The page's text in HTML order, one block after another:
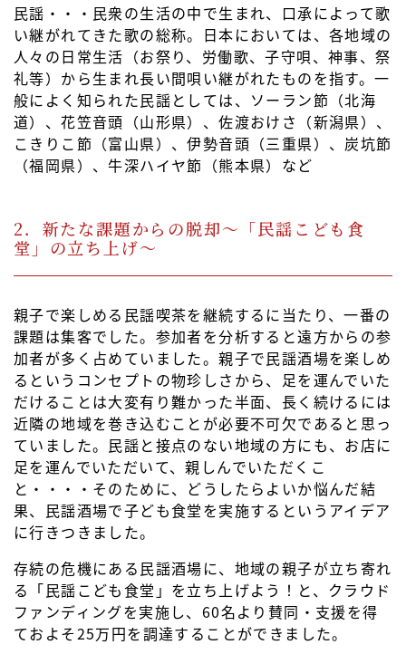
民謡・・・民衆の生活の中で生まれ、口承によって歌
い継がれてきた歌の総称。日本においては、各地域の
人々の日常生活（お祭り、労働歌、子守唄、神事、祭
礼等）から生まれ長い間唄い継がれたものを指す。一
般によく知られた民謡としては、ソーラン節（北海
道）、花笠音頭（山形県）、佐渡おけさ（新潟県）、
こきりこ節（富山県）、伊勢音頭（三重県）、炭坑節
（福岡県）、牛深ハイヤ節（熊本県）など
2．新たな課題からの脱却～「民謡こども食
堂」の立ち上げ～
親子で楽しめる民謡喫茶を継続するに当たり、一番の
課題は集客でした。参加者を分析すると遠方からの参
加者が多く占めていました。親子で民謡酒場を楽しめ
るというコンセプトの物珍しさから、足を運んでいた
だけることは大変有り難かった半面、長く続けるには
近隣の地域を巻き込むことが必要不可欠であると思っ
ていました。民謡と接点のない地域の方にも、お店に
足を運んでいただいて、親しんでいただくこ
と・・・・そのために、どうしたらよいか悩んだ結
果、民謡酒場で子ども食堂を実施するというアイデア
に行きつきました。
存続の危機にある民謡酒場に、地域の親子が立ち寄れ
る「民謡こども食堂」を立ち上げよう！と、クラウド
ファンディングを実施し、60名より賛同・支援を得
ておよそ25万円を調達することができました。